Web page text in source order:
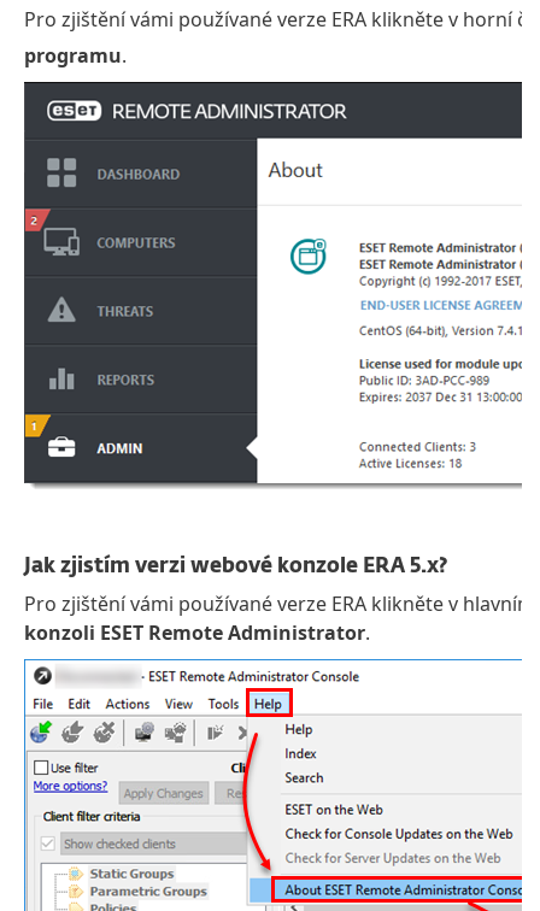
Pro zjištění vámi používané verze ERA klikněte v horní
programu.
Jak zjistím verzi webové konzole ERA 5.x?
Pro zjištění vámi používané verze ERA klikněte v
konzoli ESET Remote Administrator.